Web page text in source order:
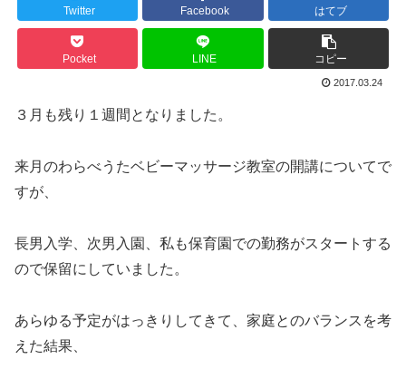
Twitter Facebook はてブ
Pocket LINE コピー
2017.03.24
３月も残り１週間となりました。
来月のわらべうたベビーマッサージ教室の開講についてで
すが、
長男入学、次男入園、私も保育園での勤務がスタートする
ので保留にしていました。
あらゆる予定がはっきりしてきて、家庭とのバランスを考
えた結果、